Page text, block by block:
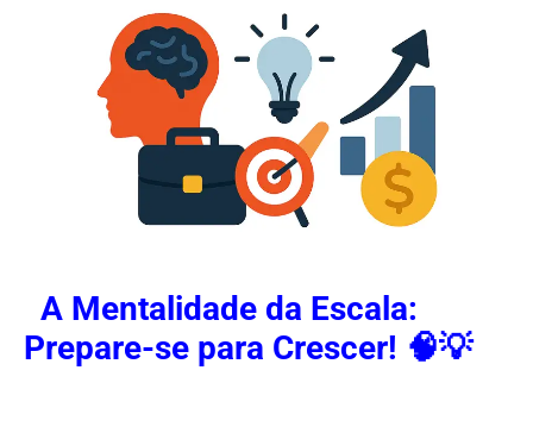
A Mentalidade da Escala:
Prepare-se para Crescer! 🧠💡